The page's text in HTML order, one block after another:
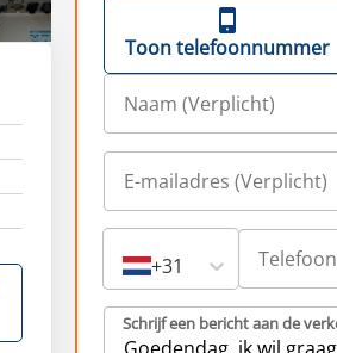
Toon telefoonnummer
+31